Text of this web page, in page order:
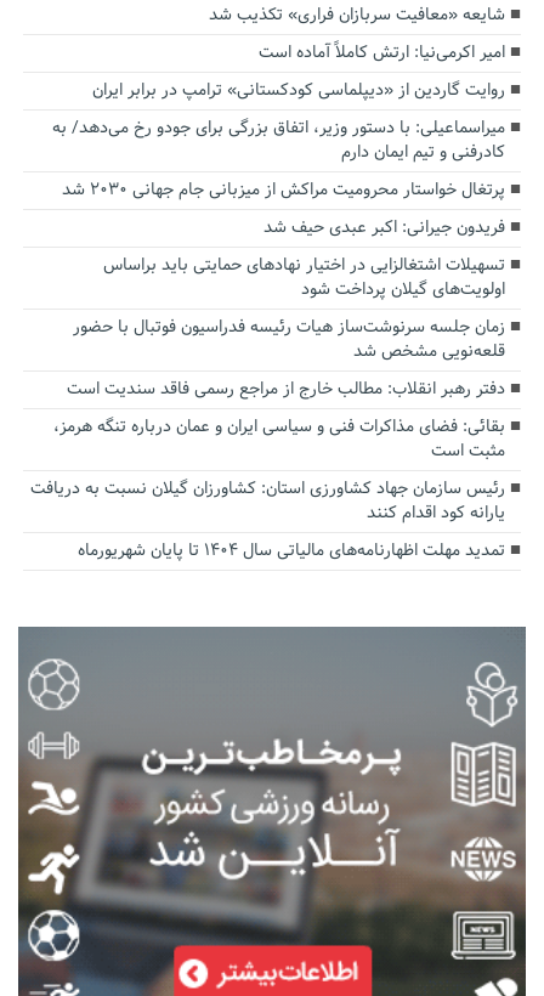
شایعه «معافیت سربازان فراری» تکذیب شد
امیر اکرمی‌نیا: ارتش کاملاً آماده است
روایت گاردین از «دیپلماسی کودکستانی» ترامپ در برابر ایران
میراسماعیلی: با دستور وزیر، اتفاق بزرگی برای جودو رخ می‌دهد/ به
کادرفنی و تیم ایمان دارم
پرتغال خواستار محرومیت مراکش از میزبانی جام جهانی ۲۰۳۰ شد
فریدون جیرانی: اکبر عبدی حیف شد
تسهیلات اشتغالزایی در اختیار نهادهای حمایتی باید براساس
اولویت‌های گیلان پرداخت شود
زمان جلسه سرنوشت‌ساز هیات رئیسه فدراسیون فوتبال با حضور
قلعه‌نویی مشخص شد
دفتر رهبر انقلاب: مطالب خارج از مراجع رسمی فاقد سندیت است
بقائی: فضای مذاکرات فنی و سیاسی ایران و عمان درباره تنگه هرمز،
مثبت است
رئیس سازمان جهاد کشاورزی استان: کشاورزان گیلان نسبت به دریافت
یارانه کود اقدام کنند
تمدید مهلت اظهارنامه‌های مالیاتی سال ۱۴۰۴ تا پایان شهریورماه